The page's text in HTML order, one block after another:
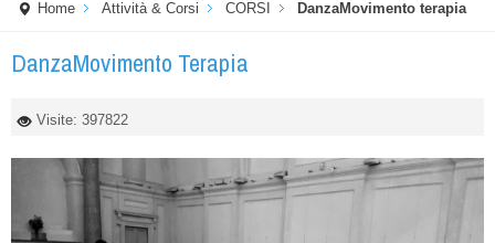
Home Attività & Corsi CORSI DanzaMovimento terapia
DanzaMovimento Terapia
Visite: 397822